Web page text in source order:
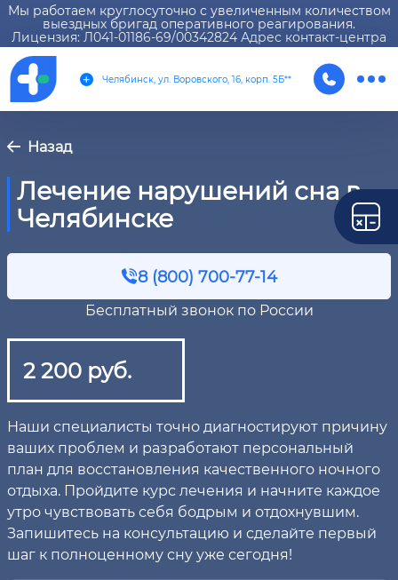
Мы работаем круглосуточно с увеличенным количеством
выездных бригад оперативного реагирования.
Лицензия: Л041-01186-69/00342824 Адрес контакт-центра
Челябинск, ул. Воровского, 16, корп. 5Б**
Назад
Лечение нарушений сна в
Челябинске
8 (800) 700-77-14
Бесплатный звонок по России
2 200 руб.
Наши специалисты точно диагностируют причину
ваших проблем и разработают персональный
план для восстановления качественного ночного
отдыха. Пройдите курс лечения и начните каждое
утро чувствовать себя бодрым и отдохнувшим.
Запишитесь на консультацию и сделайте первый
шаг к полноценному сну уже сегодня!